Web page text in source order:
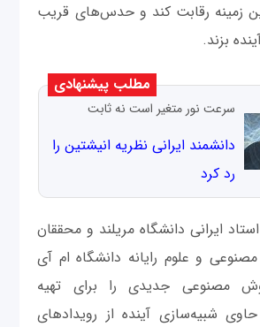
زمینه رقابت کند و حدس‌های قریب
بزند.
مطلب پیشنهادی
سرعت نور متغیر است نه ثابت
دانشمند ایرانی نظریه انیشتین را
رد کرد
ایرانی دانشگاه مریلند و محققان
و علوم رایانه دانشگاه ام آی
مصنوعی جدیدی را برای تهیه
شبیه‌سازی آینده از رویدادهای